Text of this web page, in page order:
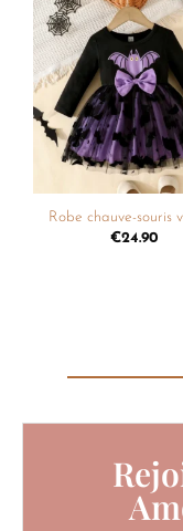
Robe chauve-souris
€24.90